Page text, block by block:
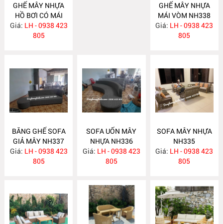
GHẾ MÂY NHỰA
HỒ BƠI CÓ MÁI
NH340
Giá: LH - 0938 423
805
GHẾ MÂY NHỰA
MÁI VÒM NH338
Giá: LH - 0938 423
805
BĂNG GHẾ SOFA
GIẢ MÂY NH337
Giá: LH - 0938 423
805
SOFA UỐN MÂY
NHỰA NH336
Giá: LH - 0938 423
805
SOFA MÂY NHỰA
NH335
Giá: LH - 0938 423
805